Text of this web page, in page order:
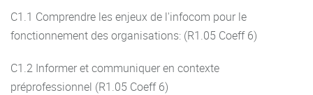
C1.1 Comprendre les enjeux de l'infocom pour le
fonctionnement des organisations: (R1.05 Coeff 6)
C1.2 Informer et communiquer en contexte
préprofessionnel (R1.05 Coeff 6)